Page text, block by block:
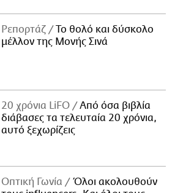
Ρεπορτάζ
Το θολό και δύσκολο
μέλλον της Μονής Σινά
20 χρόνια LiFO
Από όσα βιβλία
διάβασες τα τελευταία 20 χρόνια,
αυτό ξεχωρίζεις
Οπτική Γωνία
Όλοι ακολουθούν